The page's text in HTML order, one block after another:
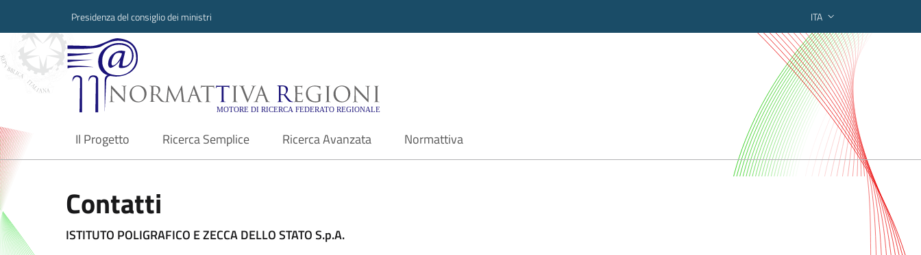
Presidenza del consiglio dei ministri ITA
Normattiva Regioni - Motore di ricerca federato regionale
Il Progetto
current Ricerca Semplice Ricerca Avanzata Normattiva
Contatti
ISTITUTO POLIGRAFICO E ZECCA DELLO STATO S.p.A.